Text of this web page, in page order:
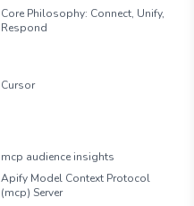
Core Philosophy: Connect, Unify,
Respond
Cursor
mcp audience insights
Apify Model Context Protocol
(mcp) Server